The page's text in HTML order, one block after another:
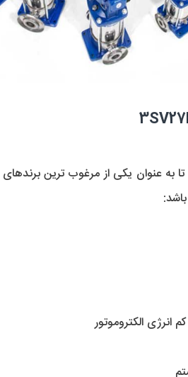
به عنوان یکی از مرغوب ترین برندهای
انرژی الکتروموتور